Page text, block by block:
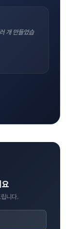
개 만들었습
니다.